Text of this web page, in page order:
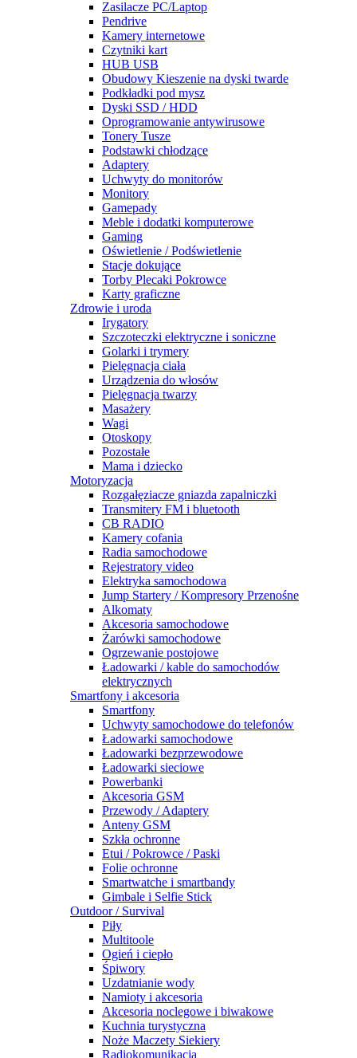
Zasilacze PC/Laptop
Pendrive
Kamery internetowe
Czytniki kart
HUB USB
Obudowy Kieszenie na dyski twarde
Podkładki pod mysz
Dyski SSD / HDD
Oprogramowanie antywirusowe
Tonery Tusze
Podstawki chłodzące
Adaptery
Uchwyty do monitorów
Monitory
Gamepady
Meble i dodatki komputerowe
Gaming
Oświetlenie / Podświetlenie
Stacje dokujące
Torby Plecaki Pokrowce
Karty graficzne
Zdrowie i uroda
Irygatory
Szczoteczki elektryczne i soniczne
Golarki i trymery
Pielęgnacja ciała
Urządzenia do włosów
Pielęgnacja twarzy
Masażery
Wagi
Otoskopy
Pozostałe
Mama i dziecko
Motoryzacja
Rozgałęziacze gniazda zapalniczki
Transmitery FM i bluetooth
CB RADIO
Kamery cofania
Radia samochodowe
Rejestratory video
Elektryka samochodowa
Jump Startery / Kompresory Przenośne
Alkomaty
Akcesoria samochodowe
Żarówki samochodowe
Ogrzewanie postojowe
Ładowarki / kable do samochodów
elektrycznych
Smartfony i akcesoria
Smartfony
Uchwyty samochodowe do telefonów
Ładowarki samochodowe
Ładowarki bezprzewodowe
Ładowarki sieciowe
Powerbanki
Akcesoria GSM
Przewody / Adaptery
Anteny GSM
Szkła ochronne
Etui / Pokrowce / Paski
Folie ochronne
Smartwatche i smartbandy
Gimbale i Selfie Stick
Outdoor / Survival
Piły
Multitoole
Ogień i ciepło
Śpiwory
Uzdatnianie wody
Namioty i akcesoria
Akcesoria noclegowe i biwakowe
Kuchnia turystyczna
Noże Maczety Siekiery
Radiokomunikacja